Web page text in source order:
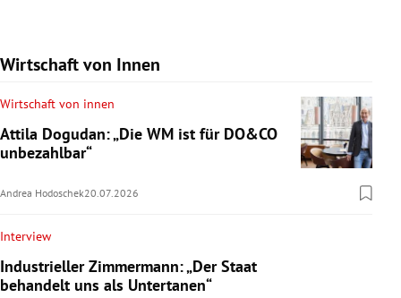
Wirtschaft von Innen
Wirtschaft von innen
Attila Dogudan: „Die WM ist für DO&CO
unbezahlbar“
Andrea Hodoschek20.07.2026
Interview
Industrieller Zimmermann: „Der Staat
behandelt uns als Untertanen“